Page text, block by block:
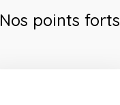
Nos points forts